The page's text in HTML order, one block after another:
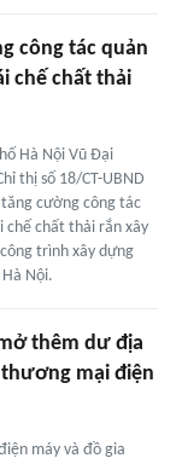
công tác quản
chế chất thải
Hà Nội Vũ Đại
thị số 18/CT-UBND
cường công tác
chế chất thải rắn xây
trình xây dựng
Nội.
thêm dư địa
mại điện
máy và đồ gia